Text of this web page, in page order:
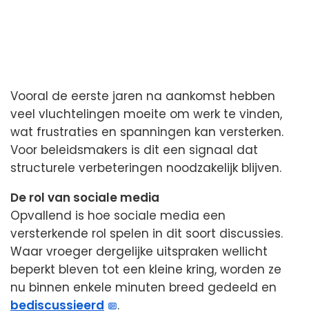
Vooral de eerste jaren na aankomst hebben
veel vluchtelingen moeite om werk te vinden,
wat frustraties en spanningen kan versterken.
Voor beleidsmakers is dit een signaal dat
structurele verbeteringen noodzakelijk blijven.
De rol van sociale media
Opvallend is hoe sociale media een
versterkende rol spelen in dit soort discussies.
Waar vroeger dergelijke uitspraken wellicht
beperkt bleven tot een kleine kring, worden ze
nu binnen enkele minuten breed gedeeld en
bediscussieerd
.